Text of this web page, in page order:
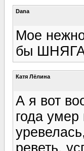
Dana
Мое
бы
Катя Лёлина
А я вот
года
реветь,